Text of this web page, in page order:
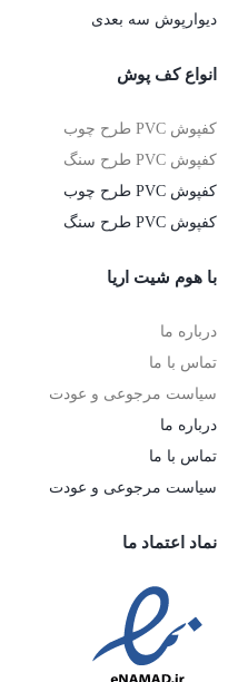
دیوارپوش سه بعدی
انواع کف پوش
کفپوش PVC طرح چوب
کفپوش PVC طرح سنگ
کفپوش PVC طرح چوب
کفپوش PVC طرح سنگ
با هوم شیت اریا
درباره ما
تماس با ما
سیاست مرجوعی و عودت
درباره ما
تماس با ما
سیاست مرجوعی و عودت
نماد اعتماد ما